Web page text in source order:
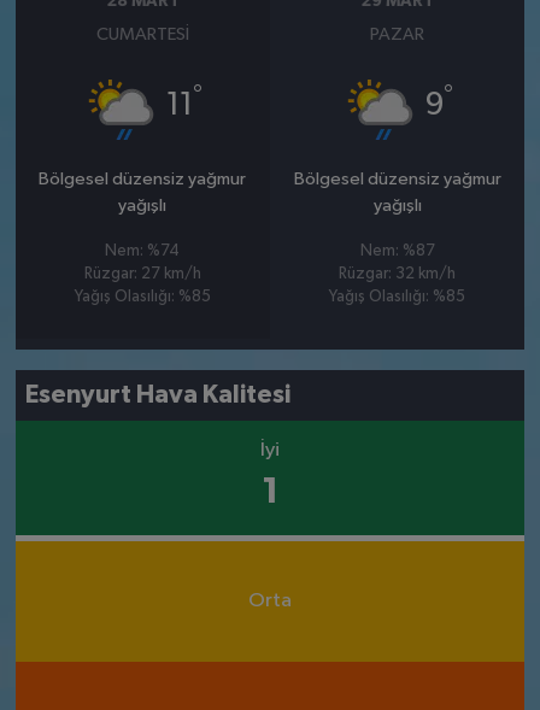
CUMARTESI
°
Bölgesel düzensiz yağmur
yağışlı
Nem: %74
Rüzgar: 27 km/h
Yağış Olasılığı: %85
PAZAR
9°
Bölgesel düzensiz yağmur
yağışlı
Nem: %87
Rüzgar: 32 km/h
Yağış Olasılığı: %85
Esenyurt Hava Kalitesi
İyi
1
Orta